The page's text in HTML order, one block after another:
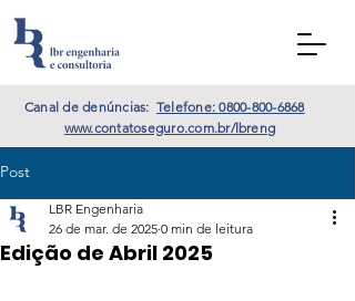
Canal de denúncias: Telefone: 0800-800-6868
www.contatoseguro.com.br/lbreng
Post
Edição de Abril 2025
LBR Engenharia
26 de mar. de 2025 0 min de leitura